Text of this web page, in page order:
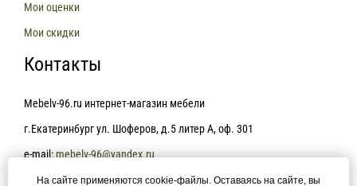
Мои оценки
Мои скидки
Контакты
Mebelv-96.ru интернет-магазин мебели
г.Екатеринбург ул. Шоферов, д.5 литер А, оф. 301
e-mail:mebelv-96@yandex.ru
На сайте применяются cookie-файлы. Оставаясь на сайте, вы